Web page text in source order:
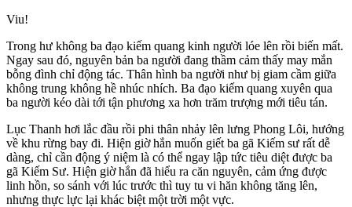
Viu!
Trong hư không ba đạo kiếm quang kinh người lóe lên rồi biến mất.
Ngay sau đó, nguyên bản ba người đang thầm cảm thấy may mắn
bỗng đình chỉ động tác. Thân hình ba người như bị giam cầm giữa
không trung không hề nhúc nhích. Ba đạo kiếm quang xuyên qua
ba người kéo dài tới tận phương xa hơn trăm trượng mới tiêu tán.
Lục Thanh hơi lắc đầu rồi phi thân nhảy lên lưng Phong Lôi, hướng
về khu rừng bay đi. Hiện giờ hắn muốn giết ba gã Kiếm sư rất dễ
dàng, chỉ cần động ý niệm là có thể ngay lập tức tiêu diệt được ba
gã Kiếm Sư. Hiện giờ hắn đã hiểu ra căn nguyên, cảm ứng được
linh hồn, so sánh với lúc trước thì tuy tu vi hăn không tăng lên,
nhưng thực lực lại khác biệt một trời một vực.